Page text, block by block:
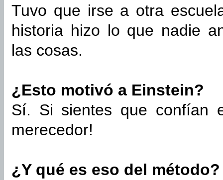
Tuvo que irse a otra
historia hizo lo que nadie
las cosas.
¿Esto motivó a Einstein?
Sí. Si sientes que confían
merecedor!
¿Y qué es eso del método?